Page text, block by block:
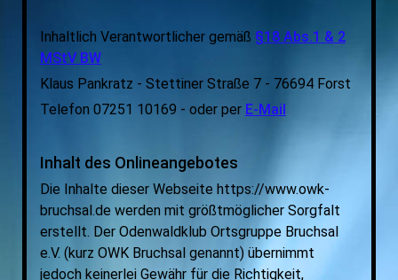
Inhaltlich Verantwortlicher gemäß §18 Abs.1 & 2
MStV BW
Klaus Pankratz - Stettiner Straße 7 - 76694 Forst
Telefon 07251 10169 - oder per E-Mail
Inhalt des Onlineangebotes
Die Inhalte dieser Webseite https://www.owk-
bruchsal.de werden mit größtmöglicher Sorgfalt
erstellt. Der Odenwaldklub Ortsgruppe Bruchsal
e.V. (kurz OWK Bruchsal genannt) übernimmt
jedoch keinerlei Gewähr für die Richtigkeit,